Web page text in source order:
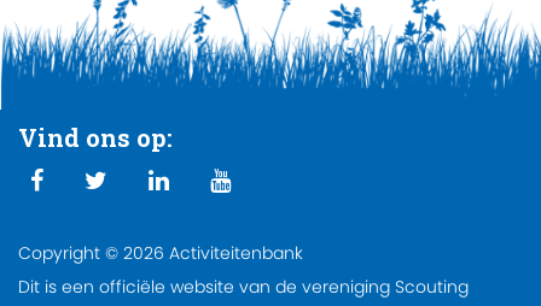
Vind ons op:
Copyright © 2026 Activiteitenbank
Dit is een officiële website van de vereniging Scouting